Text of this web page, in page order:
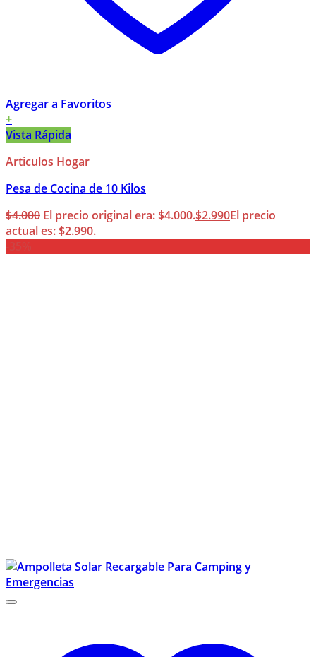
Agregar a Favoritos
+
Vista Rápida
Articulos Hogar
Pesa de Cocina de 10 Kilos
$4.000 El precio original era: $4.000.$2.990El precio
actual es: $2.990.